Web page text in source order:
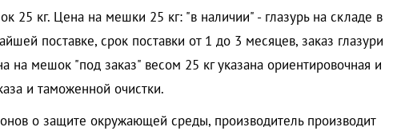
25 кг. Цена на мешки 25 кг: "в наличии" - глазурь на складе в
поставке, срок поставки от 1 до 3 месяцев, заказ глазури
на мешок "под заказ" весом 25 кг указана ориентировочная и
и таможенной очистки.
о защите окружающей среды, производитель производит